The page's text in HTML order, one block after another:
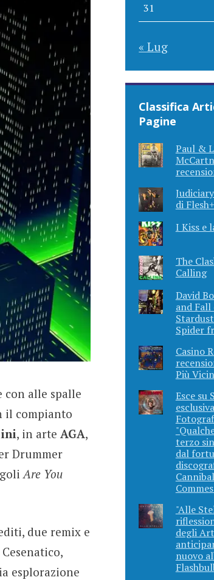
con alle spalle
il compianto
, in arte AGA,
Drummer
Are You
due remix e
esplorazione
31
« Lug
Classifica
Pagine
Paul &
di
I Kiss e
The
Calling
David
and
Spider
Casino
Più
Esce su
terzo
dal
"Alle
degli
nuovo